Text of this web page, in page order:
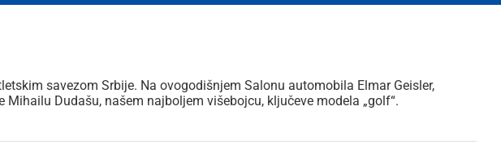
savezom Srbije. Na ovogodišnjem Salonu automobila Elmar Geisler,
Dudašu, našem najboljem višebojcu, ključeve modela „golf“.